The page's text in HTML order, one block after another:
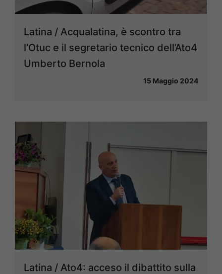
Latina / Acqualatina, è scontro tra
l’Otuc e il segretario tecnico dell’Ato4
Umberto Bernola
15 Maggio 2024
Latina / Ato4: acceso il dibattito sulla